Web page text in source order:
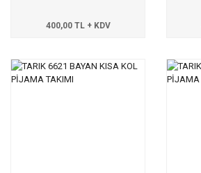
400,00 TL + KDV